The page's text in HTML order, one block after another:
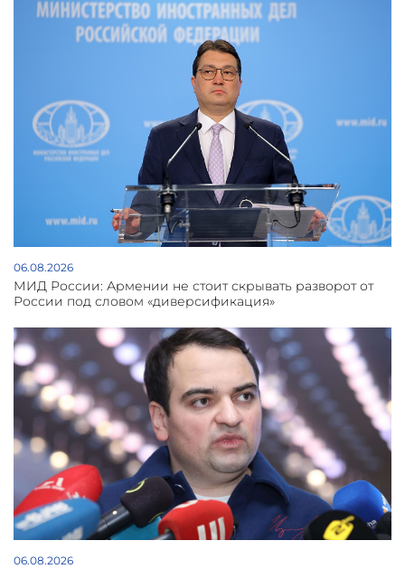
06.08.2026
МИД России: Армении не стоит скрывать разворот от
России под словом «диверсификация»
06.08.2026